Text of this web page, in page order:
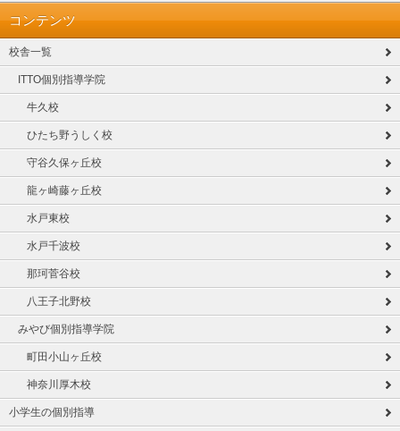
コンテンツ
校舎一覧
ITTO個別指導学院
牛久校
ひたち野うしく校
守谷久保ヶ丘校
龍ヶ崎藤ヶ丘校
水戸東校
水戸千波校
那珂菅谷校
八王子北野校
みやび個別指導学院
町田小山ヶ丘校
神奈川厚木校
小学生の個別指導